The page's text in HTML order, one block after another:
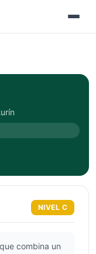
NIVEL C
combina un